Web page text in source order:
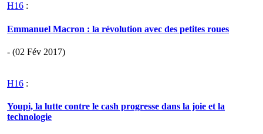
H16 :
Emmanuel Macron : la révolution avec des petites roues
- (02 Fév 2017)
H16 :
Youpi, la lutte contre le cash progresse dans la joie et la
technologie